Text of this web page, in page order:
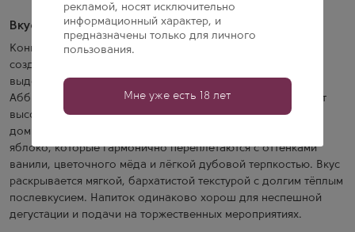
Вкус и аромат
Коньяк Martell VSOP — сбалансированный напиток,
созданный из отборных эсприт-де-вен и бон-буа,
выдержанных в дубовых бочках не менее четырёх лет.
Аббревиатура VSOP (Very Superior Old Pale) подтверждает
высокий класс купажа и зрелость спиртов. В аромате
доминируют спелые фрукты — персик, абрикос и зелёное
яблоко, которые гармонично переплетаются с оттенками
ванили, цветочного мёда и лёгкой дубовой терпкостью. Вкус
раскрывается мягкой, бархатистой текстурой с долгим тёплым
послевкусием. Напиток одинаково хорош для неспешной
дегустации и подачи на торжественных мероприятиях.
рекламой, носят исключительно
информационный характер, и
предназначены только для личного
пользования.
Мне уже есть 18 лет